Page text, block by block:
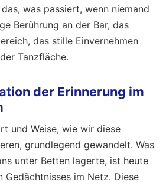
was passiert, wenn niemand
Berührung an der Bar, das
das stille Einvernehmen
Tanzfläche.
der Erinnerung im
und Weise, wie wir diese
grundlegend gewandelt. Was
unter Betten lagerte, ist heute
Gedächtnisses im Netz. Diese